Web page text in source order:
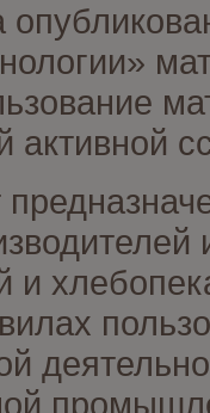
активной
и